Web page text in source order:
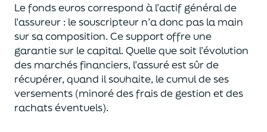
Le fonds euros correspond à l’actif général de
l’assureur : le souscripteur n’a donc pas la main
sur sa composition. Ce support offre une
garantie sur le capital. Quelle que soit l’évolution
des marchés financiers, l’assuré est sûr de
récupérer, quand il souhaite, le cumul de ses
versements (minoré des frais de gestion et des
rachats éventuels).